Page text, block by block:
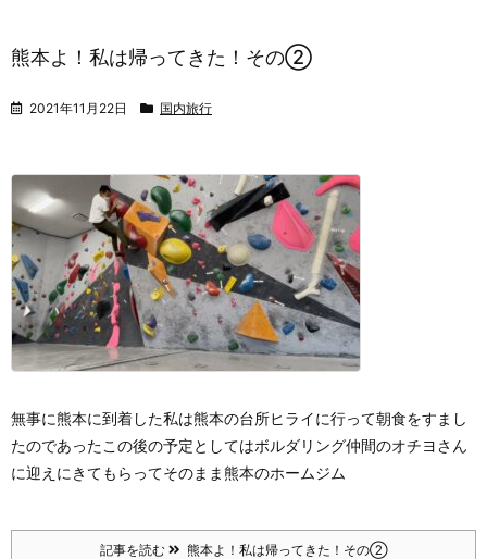
熊本よ！私は帰ってきた！その②
2021年11月22日 国内旅行
無事に熊本に到着した私は熊本の台所ヒライに行って朝食をすまし
たのであったこの後の予定としてはボルダリング仲間のオチヨさん
に迎えにきてもらってそのまま熊本のホームジム
記事を読む 熊本よ！私は帰ってきた！その②